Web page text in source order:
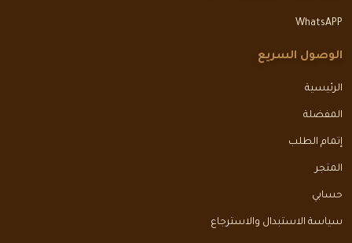
WhatsAPP
الوصول السريع
الرئيسية
المفضلة
إتمام الطلب
المتجر
حسابي
سياسة الاستبدال والاسترجاع